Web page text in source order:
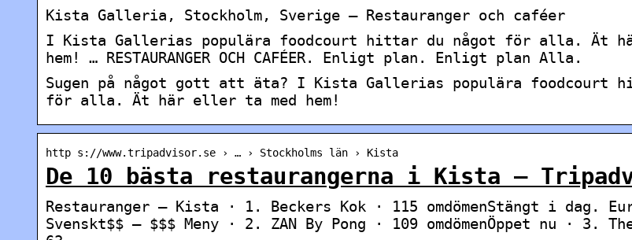
Kista Galleria, Stockholm, Sverige – Restauranger och caféer
I Kista Gallerias populära foodcourt hittar du något för alla. Ät
hem! … RESTAURANGER OCH CAFÉER. Enligt plan. Enligt plan Alla.
Sugen på något gott att äta? I Kista Gallerias populära foodcourt
för alla. Ät här eller ta med hem!
http s://www.tripadvisor.se › … › Stockholms län › Kista
De 10 bästa restaurangerna i Kista –
Restauranger – Kista · 1. Beckers Kok · 115 omdömenStängt i dag.
Svenskt$$ – $$$ Meny · 2. ZAN By Pong · 109 omdömenÖppet nu · 3.